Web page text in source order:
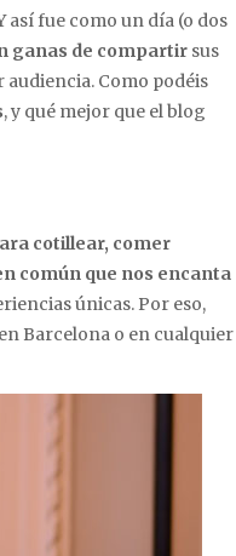
ganas de compartir sus
audiencia. Como podéis
, y qué mejor que el blog
cotillear, comer
común que nos encanta
únicas. Por eso,
Barcelona o en cualquier